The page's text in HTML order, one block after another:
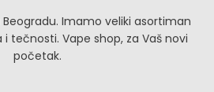
Imamo veliki asortiman
tečnosti. Vape shop, za Vaš novi
početak.